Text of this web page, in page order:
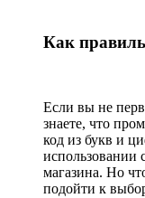
Как
Если вы не
знаете, что
код из букв и
использовании
магазина. Но
подойти к